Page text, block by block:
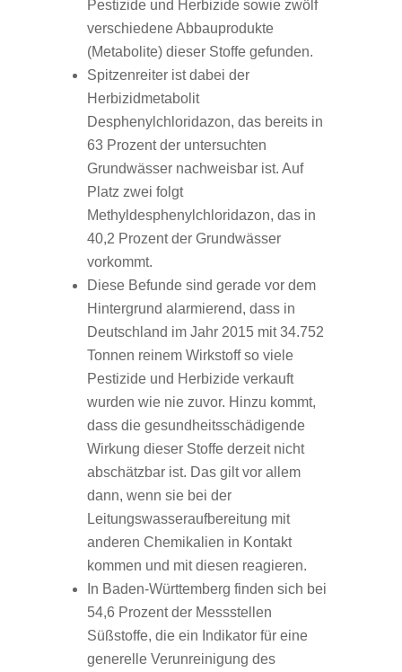
Pestizide und Herbizide sowie zwölf
verschiedene Abbauprodukte
(Metabolite) dieser Stoffe gefunden.
Spitzenreiter ist dabei der
Herbizidmetabolit
Desphenylchloridazon, das bereits in
63 Prozent der untersuchten
Grundwässer nachweisbar ist. Auf
Platz zwei folgt
Methyldesphenylchloridazon, das in
40,2 Prozent der Grundwässer
vorkommt.
Diese Befunde sind gerade vor dem
Hintergrund alarmierend, dass in
Deutschland im Jahr 2015 mit 34.752
Tonnen reinem Wirkstoff so viele
Pestizide und Herbizide verkauft
wurden wie nie zuvor. Hinzu kommt,
dass die gesundheitsschädigende
Wirkung dieser Stoffe derzeit nicht
abschätzbar ist. Das gilt vor allem
dann, wenn sie bei der
Leitungswasseraufbereitung mit
anderen Chemikalien in Kontakt
kommen und mit diesen reagieren.
In Baden-Württemberg finden sich bei
54,6 Prozent der Messstellen
Süßstoffe, die ein Indikator für eine
generelle Verunreinigung des